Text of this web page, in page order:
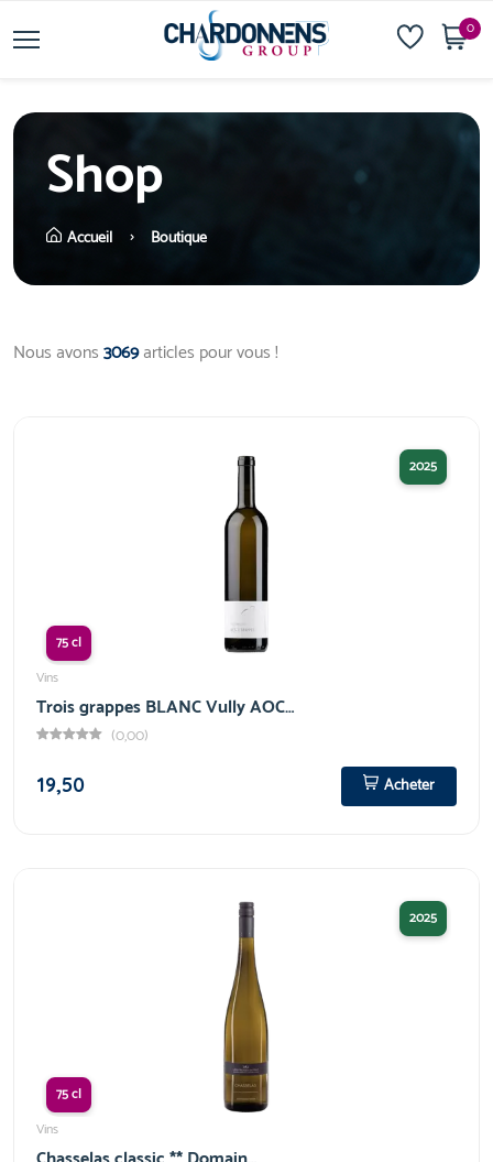
0
Shop
Accueil Boutique
Nous avons3069articles pour vous !
2025
75 cl
Vins
Trois grappes BLANC Vully AOC…
(0,00)
19,50
Acheter
2025
75 cl
Vins